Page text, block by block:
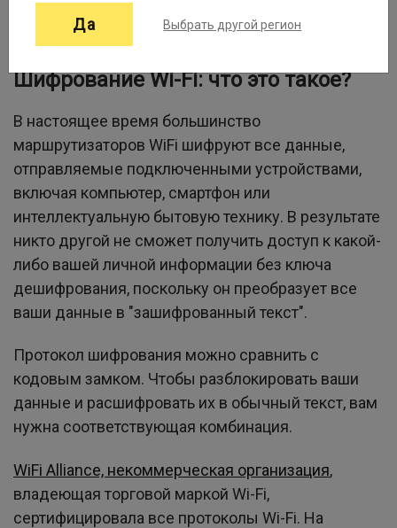
WPA2 и WPA3.
Шифрование Wi-Fi: что это такое?
В настоящее время большинство
маршрутизаторов WiFi шифруют все данные,
отправляемые подключенными устройствами,
включая компьютер, смартфон или
интеллектуальную бытовую технику. В результате
никто другой не сможет получить доступ к какой-
либо вашей личной информации без ключа
дешифрования, поскольку он преобразует все
ваши данные в "зашифрованный текст".
Протокол шифрования можно сравнить с
кодовым замком. Чтобы разблокировать ваши
данные и расшифровать их в обычный текст, вам
нужна соответствующая комбинация.
WiFi Alliance, некоммерческая организация,
владеющая торговой маркой Wi-Fi,
сертифицировала все протоколы Wi-Fi. На
Да Выбрать другой регион